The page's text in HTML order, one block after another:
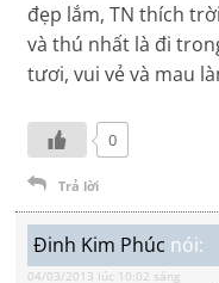
đẹp lắm, TN thích
và thú nhất là đi
tươi, vui vẻ và mau
0
Trả lời
Đinh Kim Phúc nói:
04/03/2013 lúc 10:02 sáng